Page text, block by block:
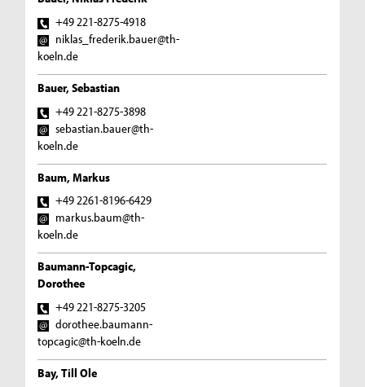
+49 221-8275-4918
niklas_frederik.bauer@th-
koeln.de
Bauer, Sebastian
+49 221-8275-3898
sebastian.bauer@th-
koeln.de
Baum, Markus
+49 2261-8196-6429
markus.baum@th-
koeln.de
Baumann-Topcagic,
Dorothee
+49 221-8275-3205
dorothee.baumann-
topcagic@th-koeln.de
Bay, Till Ole